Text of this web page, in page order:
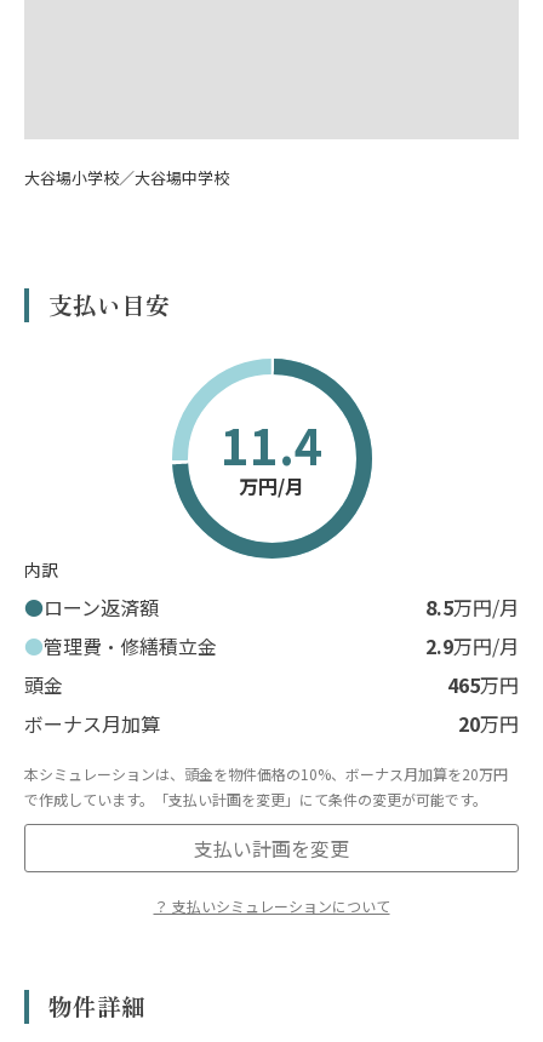
大谷場小学校／大谷場中学校
支払い目安
11.4
万円/月
内訳
ローン返済額 8.5万円/月
管理費・修繕積立金
2.9万円/月
頭金
465万円
ボーナス月加算
20万円
本シミュレーションは、頭金を物件価格の10%、ボーナス月加算を20万円
で作成しています。「支払い計画を変更」にて条件の変更が可能です。
支払い計画を変更
？ 支払いシミュレーションについて
※物件の条件によってはローンが使えない場合があります。
※借入にあたっては金融機関による審査があり、お客様の収入、勤続年数、
物件詳細